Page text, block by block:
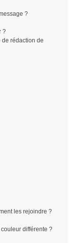
?
?
rédaction de
les rejoindre ?
différente ?